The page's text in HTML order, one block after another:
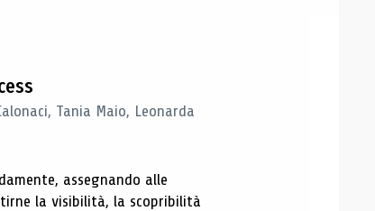
Tania Maio, Leonarda
assegnando alle
la visibilità, la scopribilità